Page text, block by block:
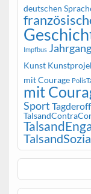
deutschen
Impfbus
Kunst
mit Courage
mit
Sport